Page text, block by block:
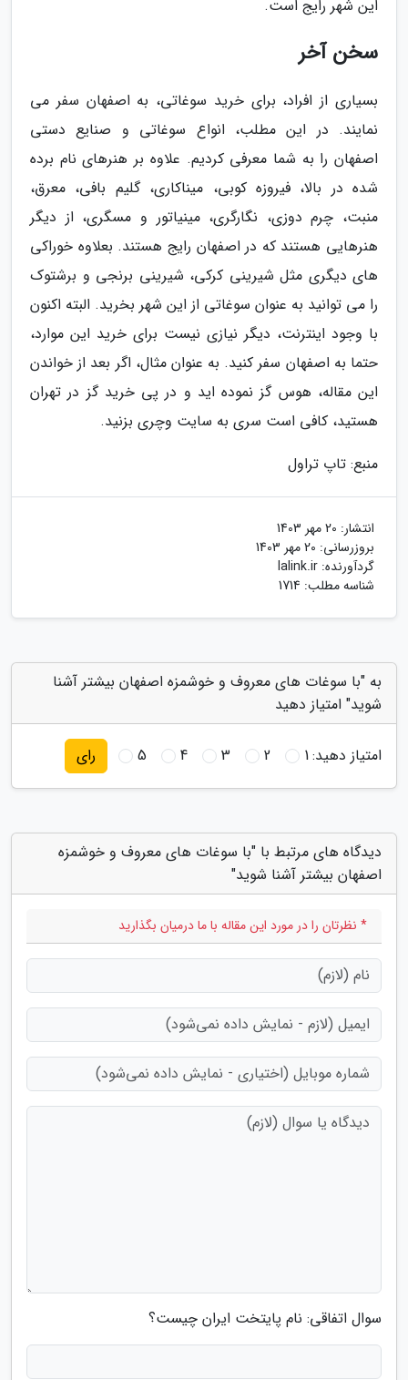
این شهر رایج است.
سخن آخر
بسیاری از افراد، برای خرید سوغاتی، به اصفهان سفر می
نمایند. در این مطلب، انواع سوغاتی و صنایع دستی
اصفهان را به شما معرفی کردیم. علاوه بر هنرهای نام برده
شده در بالا، فیروزه کوبی، میناکاری، گلیم بافی، معرق،
منبت، چرم دوزی، نگارگری، مینیاتور و مسگری، از دیگر
هنرهایی هستند که در اصفهان رایج هستند. بعلاوه خوراکی
های دیگری مثل شیرینی کرکی، شیرینی برنجی و برشتوک
را می توانید به عنوان سوغاتی از این شهر بخرید. البته اکنون
با وجود اینترنت، دیگر نیازی نیست برای خرید این موارد،
حتما به اصفهان سفر کنید. به عنوان مثال، اگر بعد از خواندن
این مقاله، هوس گز نموده اید و در پی خرید گز در تهران
هستید، کافی است سری به سایت وچری بزنید.
منبع: تاپ تراول
انتشار: 20 مهر 1403
بروزرسانی: 20 مهر 1403
گردآورنده: lalink.ir
شناسه مطلب: 1714
به "با سوغات های معروف و خوشمزه اصفهان بیشتر آشنا
شوید" امتیاز دهید
امتیاز دهید:1
2
3
4
5 رای
دیدگاه های مرتبط با "با سوغات های معروف و خوشمزه
اصفهان بیشتر آشنا شوید"
* نظرتان را در مورد این مقاله با ما درمیان بگذارید
سوال اتفاقی: نام پایتخت ایران چیست؟